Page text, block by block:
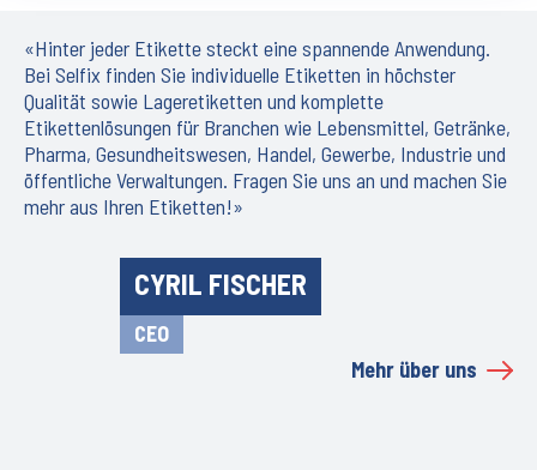
«Hinter jeder Etikette steckt eine spannende Anwendung.
Bei Selfix finden Sie individuelle Etiketten in höchster
Qualität sowie Lageretiketten und komplette
Etikettenlösungen für Branchen wie Lebensmittel, Getränke,
Pharma, Gesundheitswesen, Handel, Gewerbe, Industrie und
öffentliche Verwaltungen. Fragen Sie uns an und machen Sie
mehr aus Ihren Etiketten!»
CYRIL FISCHER
CEO
Mehr über uns